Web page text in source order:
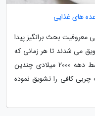
معروفیت بحث برانگیز پیدا
مردم تشویق می شدند تا هر زمانی که
می توانند از چربی دوری نمایند. از اواسط دهه 2000 میلادی چندین
چربی کافی را تشویق نموده